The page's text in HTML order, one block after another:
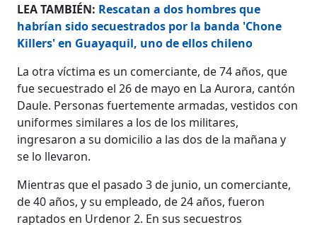
LEA TAMBIÉN: Rescatan a dos hombres que
habrían sido secuestrados por la banda 'Chone
Killers' en Guayaquil, uno de ellos chileno
La otra víctima es un comerciante, de 74 años, que
fue secuestrado el 26 de mayo en La Aurora, cantón
Daule. Personas fuertemente armadas, vestidos con
uniformes similares a los de los militares,
ingresaron a su domicilio a las dos de la mañana y
se lo llevaron.
Mientras que el pasado 3 de junio, un comerciante,
de 40 años, y su empleado, de 24 años, fueron
raptados en Urdenor 2. En sus secuestros